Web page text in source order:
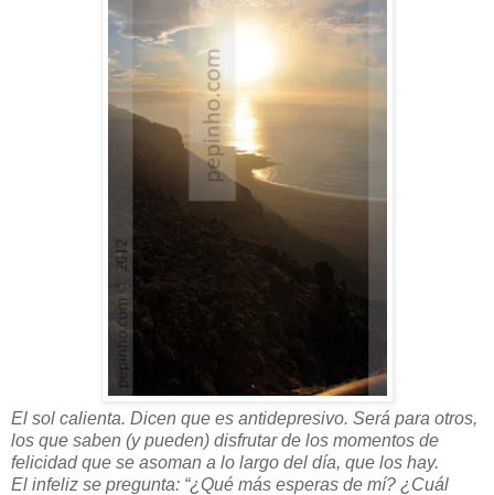
El sol calienta. Dicen que es antidepresivo. Será para otros,
los que saben (y pueden) disfrutar de los momentos de
felicidad que se asoman a lo largo del día, que los hay.
El infeliz se pregunta: “¿Qué más esperas de mí? ¿Cuál